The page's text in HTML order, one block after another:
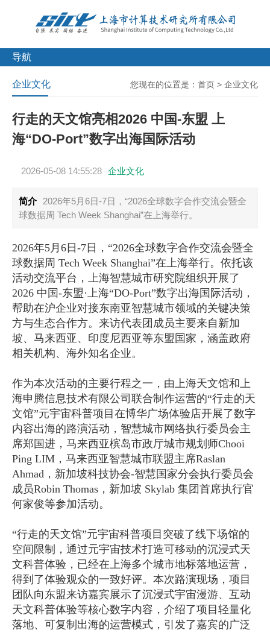
导航
您现在的位置是： 首页 > 企业文化
企业文化
行走的天文馆亮相2026 中国-东盟 上
海“DO-Port”数字出海国际活动
2026-05-08 14:55:28 企业文化
简介
2026年5月6日-7日，“2026全球数字合作交流会暨全
球数据周 Tech Week Shanghai”在上海举行。
2026年5月6日-7日，“2026全球数字合作交流会暨全
球数据周 Tech Week Shanghai”在上海举行。依托该
活动交流平台，上海智慧城市研究院组织开展了
2026 中国-东盟·上海“DO-Port”数字出海国际活动，
帮助在沪企业对接东南亚智慧城市领域的关键决策
方与生态合作方。来访代表团成员主要来自新加
坡、马来西亚、印度尼西亚等东盟国家，涵盖政府
相关机构、海外知名企业。
作为本次活动的主要行程之一，由上海天文馆和上
海申腾信息技术有限公司联合制作运营的“行走的天
文馆”元宇宙科普项目在博华广场体验店开展了数字
内容出海的路演活动，智慧城市网络执行委员会主
席郑国进，马来西亚槟岛市政厅城市规划师Chooi
Ping LIM，马来西亚智慧城市联盟主席Raslan
Ahmad，新加坡科技协会-智慧国家分会执行委员会
成员Robin Thomas，新加坡 Skylab 集团首席执行官
何家俊等参加活动。
“行走的天文馆”元宇宙科普项目突破了线下场馆的
空间限制，通过元宇宙技术打造可移动的沉浸式天
文科普体验，已经在上海多个城市地标落地运营，
得到了体验观众的一致好评。本次路演现场，项目
团队向东盟来访嘉宾展示了沉浸式宇宙漫游、互动
天文科普体验等核心数字内容，介绍了项目轻量化
落地、可复制出海的运营模式，引发了嘉宾的广泛